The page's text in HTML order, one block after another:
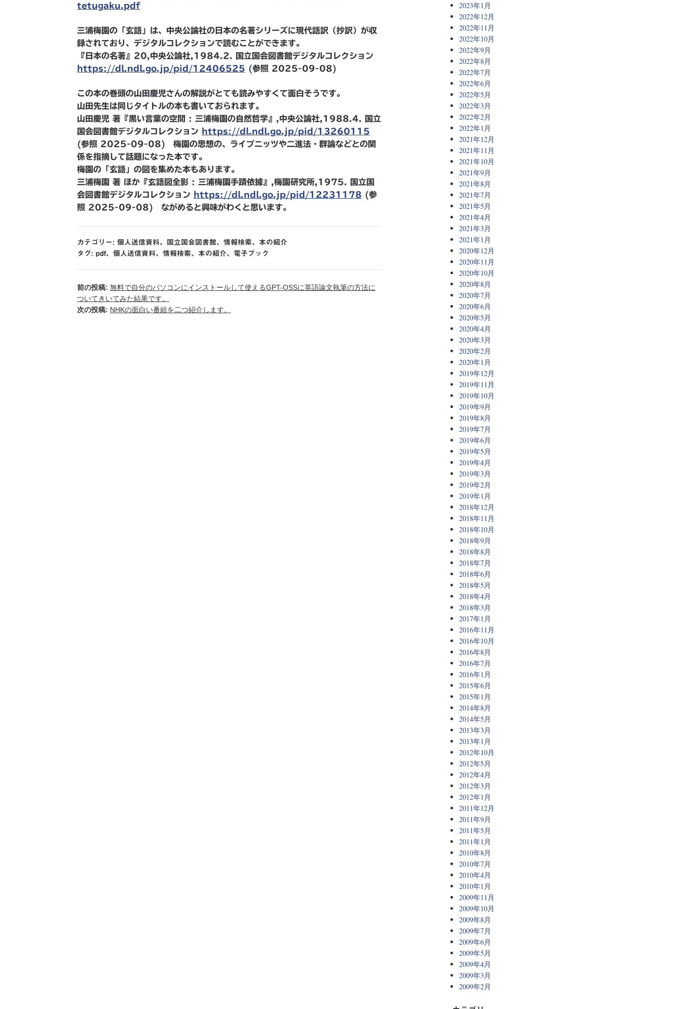
tetugaku.pdf
三浦梅園の「玄語」は、中央公論社の日本の名著シリーズに現代語訳（抄訳）が収
録されており、デジタルコレクションで読むことができます。
『日本の名著』20,中央公論社,1984.2. 国立国会図書館デジタルコレクション
https://dl.ndl.go.jp/pid/12406525 (参照 2025-09-08)
この本の巻頭の山田慶児さんの解説がとても読みやすくて面白そうです。
山田先生は同じタイトルの本も書いておられます。
山田慶児 著『黒い言葉の空間 : 三浦梅園の自然哲学』,中央公論社,1988.4. 国立
国会図書館デジタルコレクション
https://dl.ndl.go.jp/pid/13260115
(参照 2025-09-08) 梅園の思想の、ライプニッツや二進法・群論などとの関
係を指摘して話題になった本です。
梅園の「玄語」の図を集めた本もあります。
三浦梅園 著 ほか『玄語図全影 : 三浦梅園手蹟依據』,梅園研究所,1975. 国立国
会図書館デジタルコレクション
https://dl.ndl.go.jp/pid/12231178 (参
照 2025-09-08) ながめると興味がわくと思います。
カテゴリー: 個人送信資料、 国立国会図書館、 情報検索、 本の紹介
タグ: pdf、 個人送信資料、 情報検索、 本の紹介、 電子ブック
前の投稿: 無料で自分のパソコンにインストールして使えるGPT-OSSに英語論文執筆の方法に
ついてきいてみた結果です。
次の投稿: NHKの面白い番組を二つ紹介します。
2023年1月
2022年12月
2022年11月
2022年10月
2022年9月
2022年8月
2022年7月
2022年6月
2022年5月
2022年3月
2022年2月
2022年1月
2021年12月
2021年11月
2021年10月
2021年9月
2021年8月
2021年7月
2021年5月
2021年4月
2021年3月
2021年1月
2020年12月
2020年11月
2020年10月
2020年8月
2020年7月
2020年6月
2020年5月
2020年4月
2020年3月
2020年2月
2020年1月
2019年12月
2019年11月
2019年10月
2019年9月
2019年8月
2019年7月
2019年6月
2019年5月
2019年4月
2019年3月
2019年2月
2019年1月
2018年12月
2018年11月
2018年10月
2018年9月
2018年8月
2018年7月
2018年6月
2018年5月
2018年4月
2018年3月
2017年1月
2016年11月
2016年10月
2016年8月
2016年7月
2016年1月
2015年6月
2015年1月
2014年8月
2014年5月
2013年3月
2013年1月
2012年10月
2012年5月
2012年4月
2012年3月
2012年1月
2011年12月
2011年9月
2011年5月
2011年1月
2010年8月
2010年7月
2010年4月
2010年1月
2009年11月
2009年10月
2009年8月
2009年7月
2009年6月
2009年5月
2009年4月
2009年3月
2009年2月